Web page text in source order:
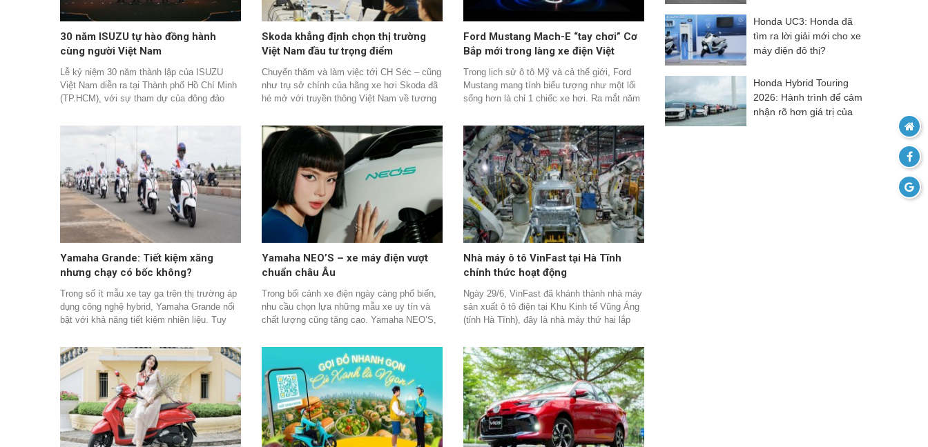
30 năm ISUZU tự hào đồng hành
cùng người Việt Nam
Lễ kỷ niệm 30 năm thành lập của ISUZU
Việt Nam diễn ra tại Thành phố Hồ Chí Minh
(TP.HCM), với sự tham dự của đông đảo
Nam & Nhật Bản. Cũng như các đối tác
doanh nghiệp, khách hàng lớn đã gắn bó
cùng hãng từ lâu. Sự kiện đã đánh dấu cột
mốc 30 năm thành lập, tự hào đồng hành
cùng khách hàng, đối tác và xã hội suốt ba
thập kỷ, phát triển cuộc sống với những giải
pháp vận chuyển bền vững cùng Việt Nam.
Skoda khẳng định chọn thị trường
Việt Nam đầu tư trọng điểm
Chuyến thăm và làm việc tới CH Séc – cũng
như trụ sở chính của hãng xe hơi Skoda đã
hé mở với truyền thông Việt Nam về tương
thương hiệu xe hơi này tại thị trường xe
Việt. Sự trọng thị và những hình ảnh thực tế
đầy thuyết phục về chất lượng, kỹ thuật,
công nghệ cao của Skoda cũng như các
chia sẻ định hướng rõ ràng từ Ban lãnh đạo
Skoda Auto đã cho thấy Việt Nam là thị
trường trọng điểm và các mẫu xe cao cấp
cả xăng điện sẽ sớm đến tay người tiêu
dùng Việt Nam.
Ford Mustang Mach-E “tay chơi” Cơ
Bắp mới trong làng xe điện Việt
Trong lịch sử ô tô Mỹ và cả thế giới, Ford
Mustang mang tính biểu tượng như một lối
sống hơn là chỉ 1 chiếc xe hơi. Ra mắt năm
bắp" (muscle car) – biểu tượng của tốc độ,
tự do và phong cách Mỹ. Trong nhiều thập
kỷ, hình ảnh Mustang gắn liền với động cơ
V8 gầm rú, những đường cao tốc bất tận.
Nhưng khi chiếc SUV điện Ford Mustang
Mach-E xuất hiện toàn cầu, và vừa đến với
Việt Nam. Tất cả đều bất ngờ, tranh cãi:
Liệu một chiếc SUV điện có xứng đáng
mang tên Mustang? Và Mustang Mach-E có
thể ghi dấu tại làng xe điện Việt!?
Yamaha Grande: Tiết kiệm xăng
nhưng chạy có bốc không?
Trong số ít mẫu xe tay ga trên thị trường áp
dụng công nghệ hybrid, Yamaha Grande nổi
bật với khả năng tiết kiệm nhiên liệu. Tuy
bốc khi chạy trong phố?” vẫn là điều được
quan tâm.
Yamaha NEO’S – xe máy điện vượt
chuẩn châu Âu
Trong bối cảnh xe điện ngày càng phổ biến,
nhu cầu chọn lựa những mẫu xe uy tín và
chất lượng cũng tăng cao. Yamaha NEO’S,
chuẩn nghiêm ngặt để xuất khẩu sang châu
Âu, là một trong những lựa chọn đáng cân
nhắc của người tiêu dùng hiện nay.
Nhà máy ô tô VinFast tại Hà Tĩnh
chính thức hoạt động
Ngày 29/6, VinFast đã khánh thành nhà máy
sản xuất ô tô điện tại Khu Kinh tế Vũng Áng
(tỉnh Hà Tĩnh), đây là nhà máy thứ hai lắp
hoạt động tại Việt Nam cũng như trên toàn
cầu, dù được công bố muộn nhất trong số 5
cơ sở sản xuất nhưng lại hoàn thiện sớm
hơn so với nhà máy tại Mỹ, Ấn Độ và
Indonesia.
và giá từ 499 triệu đồng
Honda UC3: Honda đã
tìm ra lời giải mới cho xe
máy điện đô thị?
Honda Hybrid Touring
2026: Hành trình để cảm
nhận rõ hơn giá trị của